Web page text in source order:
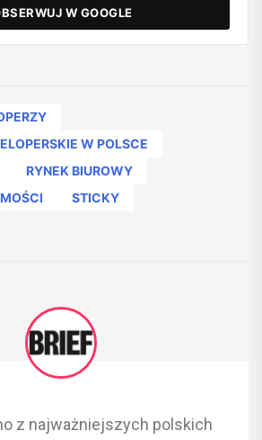
W GOOGLE
W POLSCE
RYNEK BIUROWY
STICKY
z najważniejszych polskich